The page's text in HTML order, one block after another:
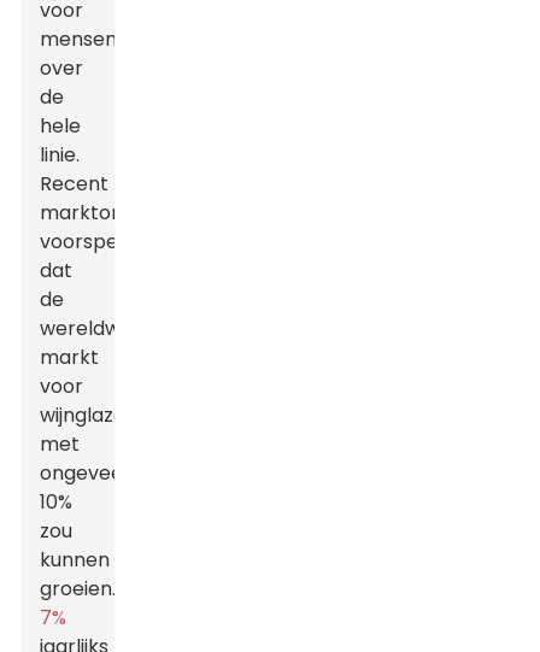
voor
mensen
over
de
hele
linie.
Recent
marktonderzoek
voorspelt
dat
de
wereldwijde
markt
voor
wijnglazen
met
ongeveer
10%
zou
kunnen
groeien.
7%